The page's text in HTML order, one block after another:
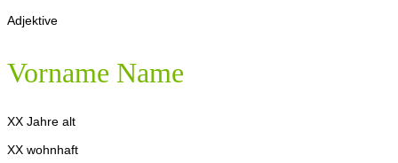
Adjektive
Vorname Name
XX Jahre alt
XX wohnhaft